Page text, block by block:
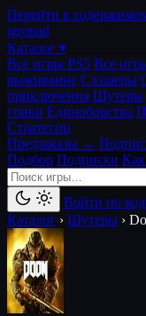
Перейти к
igropad
Каталог ▾
Все игры PS5 Все
выживание Слэшеры
приключения Шутеры
гонки Единоборства
Стратегии
Предзаказы →
Подбор Подписки Как
Войти по
Каталог › Шутеры ›